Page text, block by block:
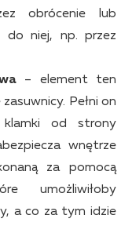
obrócenie lub
do niej, np. przez
– element ten
Pełni on
klamki od strony
wnętrze
za pomocą
umożliwiłoby
a co za tym idzie